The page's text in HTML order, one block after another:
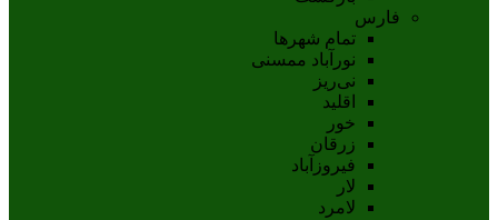
فارس
تمام شهر‌ها
نورآباد ممسنی
نی‌ریز
اقلید
خور
زرقان
فیروزآباد
لار
لامرد